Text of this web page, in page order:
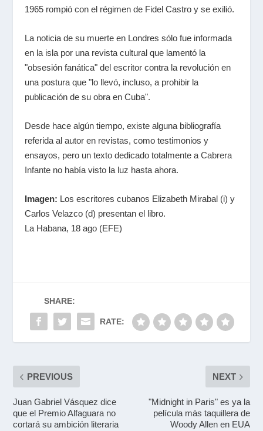
1965 rompió con el régimen de Fidel Castro y se exilió.
La noticia de su muerte en Londres sólo fue informada
en la isla por una revista cultural que lamentó la
"obsesión fanática" del escritor contra la revolución en
una postura que "lo llevó, incluso, a prohibir la
publicación de su obra en Cuba".
Desde hace algún tiempo, existe alguna bibliografía
referida al autor en revistas, como testimonios y
ensayos, pero un texto dedicado totalmente aCabrera
Infante no había visto la luz hasta ahora.
Imagen: Los escritores cubanos Elizabeth Mirabal (i) y
Carlos Velazco (d) presentan el libro.
La Habana, 18 ago (EFE)
SHARE:
RATE:
PREVIOUS
Juan Gabriel Vásquez dice
que el Premio Alfaguara no
cortará su ambición literaria
NEXT
"Midnight in Paris" es ya la
película más taquillera de
Woody Allen en EUA